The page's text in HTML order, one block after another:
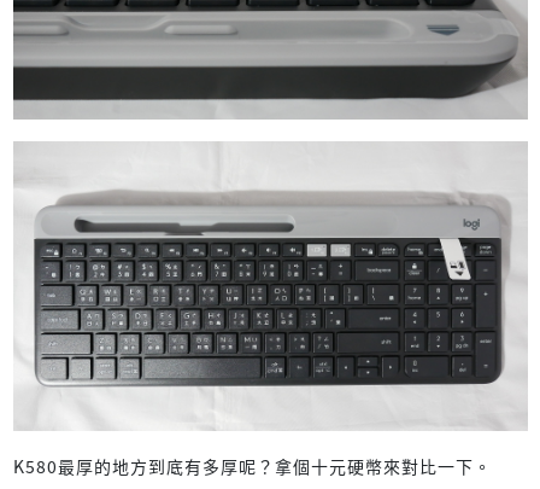
K580最厚的地方到底有多厚呢？拿個十元硬幣來對比一下。